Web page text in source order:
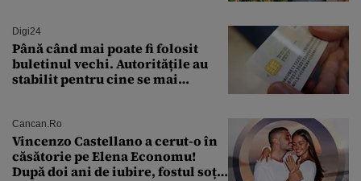
Digi24
Până când mai poate fi folosit
buletinul vechi. Autoritățile au
stabilit pentru cine se mai
Cancan.ro
Vincenzo Castellano a cerut-o în
căsătorie pe Elena Economu!
După doi ani de iubire, fostul soț